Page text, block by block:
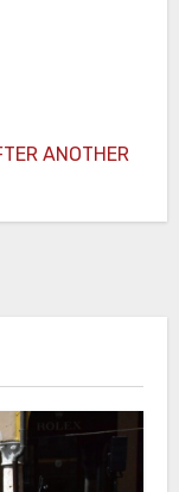
ANOTHER